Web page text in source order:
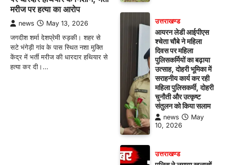
मरीज पर हत्या का आरोप
news May 13, 2026
जगदीश शर्मा देशप्रेमी रुड़की। शहर से
सटे भंगेड़ी गांव के पास स्थित नशा मुक्ति
केंद्र में भर्ती मरीज की धारदार हथियार से
हत्या कर दी।…
उत्तराखण्ड
आयरन लेडी आईपीएस
श्चेता चौबे ने महिला
दिवस पर महिला
पुलिसकर्मियों का बढ़ाया
उत्साह, दोहरी भूमिका में
सराहनीय कार्य कर रही
महिला पुलिसकर्मी, दोहरी
चुनौती और उत्कृष्ट
संतुलन को किया सलाम
news
May
10, 2026
उत्तराखण्ड